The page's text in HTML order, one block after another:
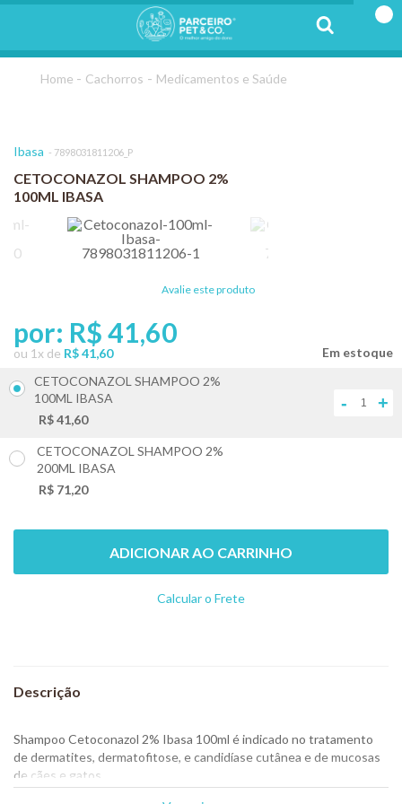
Cachorros Medicamentos e Saúde
Avalie este produto
Ibasa 7898031811206_P
CETOCONAZOL SHAMPOO 2%
100ML IBASA
por: R$ 41,60
ou 1 x de R$ 41,60
CETOCONAZOL SHAMPOO 2%
100ML IBASA
R$ 41,60
- +
CETOCONAZOL SHAMPOO 2%
200ML IBASA
R$ 71,20
ADICIONAR AO CARRINHO
Calcular o Frete
Não sei meu CEP
Shampoo Cetoconazol 2% Ibasa 100ml é indicado no tratamento
de dermatites, dermatofitose, e candidíase cutânea e de mucosas
de cães e gatos.